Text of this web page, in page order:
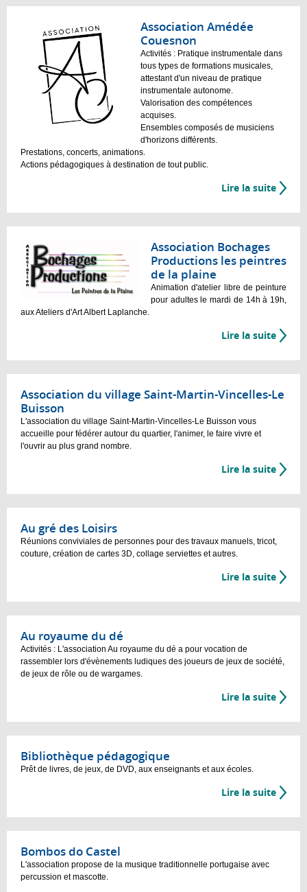
Association Amédée
Couesnon
Activités : Pratique instrumentale dans
tous types de formations musicales,
attestant d'un niveau de pratique
instrumentale autonome.
Valorisation des compétences
acquises.
Ensembles composés de musiciens
d'horizons différents.
Prestations, concerts, animations.
Actions pédagogiques à destination de tout public.
Lire la suite
Association Bochages
Productions les peintres
de la plaine
Animation d'atelier libre de peinture
pour adultes le mardi de 14h à 19h,
aux Ateliers d'Art Albert Laplanche.
Lire la suite
Association du village Saint-Martin-Vincelles-Le
Buisson
L'association du village Saint-Martin-Vincelles-Le Buisson vous
accueille pour fédérer autour du quartier, l'animer, le faire vivre et
l'ouvrir au plus grand nombre.
Lire la suite
Au gré des Loisirs
Réunions conviviales de personnes pour des travaux manuels, tricot,
couture, création de cartes 3D, collage serviettes et autres.
Lire la suite
Au royaume du dé
Activités : L'association Au royaume du dé a pour vocation de
rassembler lors d'évènements ludiques des joueurs de jeux de société,
de jeux de rôle ou de wargames.
Lire la suite
Bibliothèque pédagogique
Prêt de livres, de jeux, de DVD, aux enseignants et aux écoles.
Lire la suite
Bombos do Castel
L'association propose de la musique traditionnelle portugaise avec
percussion et mascotte.